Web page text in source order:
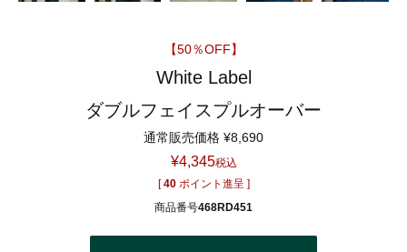
【50％OFF】
White Label
ダブルフェイスプルオーバー
通常販売価格 ¥8,690
¥4,345税込
[ 40 ポイント進呈 ]
商品番号468RD451